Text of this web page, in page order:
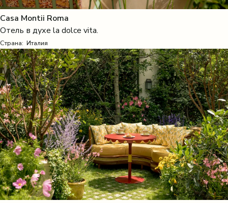
Casa Montii Roma
Отель в духе la dolce vita.
Страна: Италия